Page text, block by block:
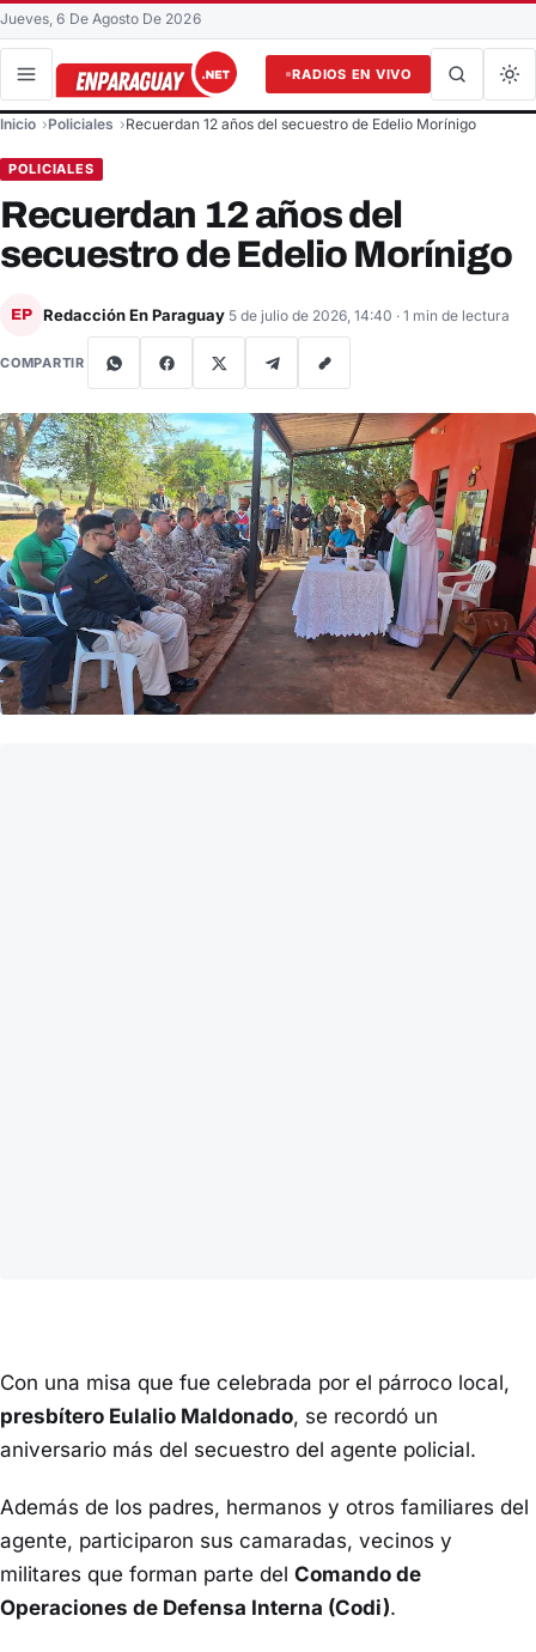
Jueves, 6 De Agosto De 2026
RADIOS EN VIVO
Buscar en el sitio
Buscar
Inicio Policiales Recuerdan 12 años del secuestro de Edelio Morínigo
POLICIALES
Recuerdan 12 años del
secuestro de Edelio Morínigo
EP Redacción En Paraguay 5 de julio de 2026, 14:40 · 1 min de lectura
COMPARTIR
Con una misa que fue celebrada por el párroco local,
presbítero Eulalio Maldonado, se recordó un
aniversario más del secuestro del agente policial.
Además de los padres, hermanos y otros familiares del
agente, participaron sus camaradas, vecinos y
militares que forman parte del Comando de
Operaciones de Defensa Interna (Codi).